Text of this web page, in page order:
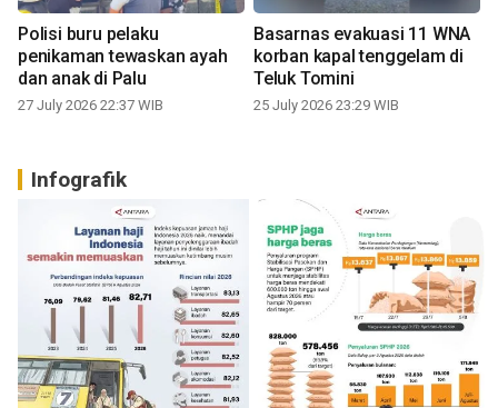
Polisi buru pelaku
penikaman tewaskan ayah
dan anak di Palu
27 July 2026 22:37 WIB
Basarnas evakuasi 11 WNA
korban kapal tenggelam di
Teluk Tomini
25 July 2026 23:29 WIB
Infografik